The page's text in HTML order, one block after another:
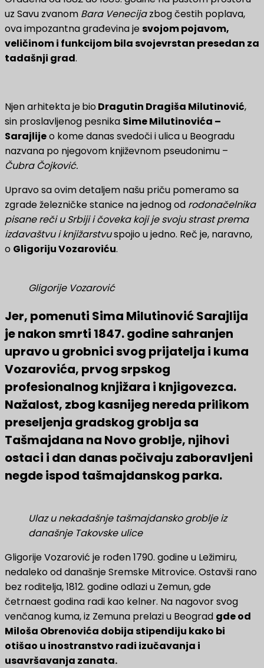
uz Savu zvanom Bara Venecijazbog čestih poplava,
ova impozantna građevina je svojom pojavom,
veličinom i funkcijom bila svojevrstan presedan za
tadašnji grad.
Njen arhitekta jebio Dragutin Dragiša Milutinović,
sin proslavljenog pesnika Sime Milutinovića –
Sarajlijeo kome danas svedoči i ulica u Beogradu
nazvana po njegovom književnom pseudonimu –
Čubra Čojković.
Upravo sa ovim detaljem našu priču pomeramo sa
zgrade železničke stanice na jednog od rodonačelnika
pisane reči u Srbiji i čoveka koji je svoju strast prema
izdavaštvu i knjižarstvuspojio u jedno. Reč je, naravno,
o Gligoriju Vozaroviću.
Gligorije Vozarović
Jer, pomenuti Sima Milutinović Sarajlija
je nakon smrti 1847. godine sahranjen
upravo u grobnici svog prijatelja i kuma
Vozarovića, prvog srpskog
profesionalnog knjižara i knjigovezca.
Nažalost, zbog kasnijeg nereda prilikom
preseljenja gradskog groblja sa
Tašmajdana na Novo groblje, njihovi
ostaci i dan danas počivaju zaboravljeni
negde ispod tašmajdanskog parka.
Ulaz u nekadašnje tašmajdansko groblje iz
današnje Takovske ulice
Gligorije Vozarović je rođen 1790. godine u Ležimiru,
nedaleko od današnje Sremske Mitrovice. Ostavši rano
bez roditelja, 1812. godine odlazi u Zemun, gde
četrnaest godina radi kao kelner. Na nagovor svog
venčanog kuma, iz Zemuna prelazi u Beograd gde od
Miloša Obrenovića dobija stipendiju kako bi
otišao u inostranstvo radi izučavanja i
usavršavanja zanata.